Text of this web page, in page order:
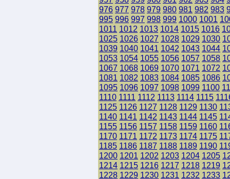
976 977 978 979 980 981 982 983
995 996 997 998 999 1000 1001
1011 1012 1013 1014 1015 1016
1025 1026 1027 1028 1029 1030
1039 1040 1041 1042 1043 1044
1053 1054 1055 1056 1057 1058
1067 1068 1069 1070 1071 1072
1081 1082 1083 1084 1085 1086
1095 1096 1097 1098 1099 1100
1110 1111 1112 1113 1114 1115
1125 1126 1127 1128 1129 1130
1140 1141 1142 1143 1144 1145
1155 1156 1157 1158 1159 1160
1170 1171 1172 1173 1174 1175
1185 1186 1187 1188 1189 1190
1200 1201 1202 1203 1204 1205
1214 1215 1216 1217 1218 1219
1228 1229 1230 1231 1232 1233